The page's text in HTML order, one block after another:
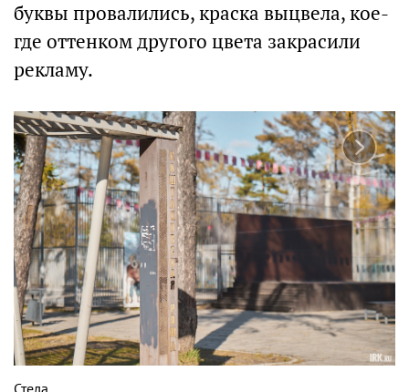
буквы провалились, краска выцвела, кое-
где оттенком другого цвета закрасили
рекламу.
Стела